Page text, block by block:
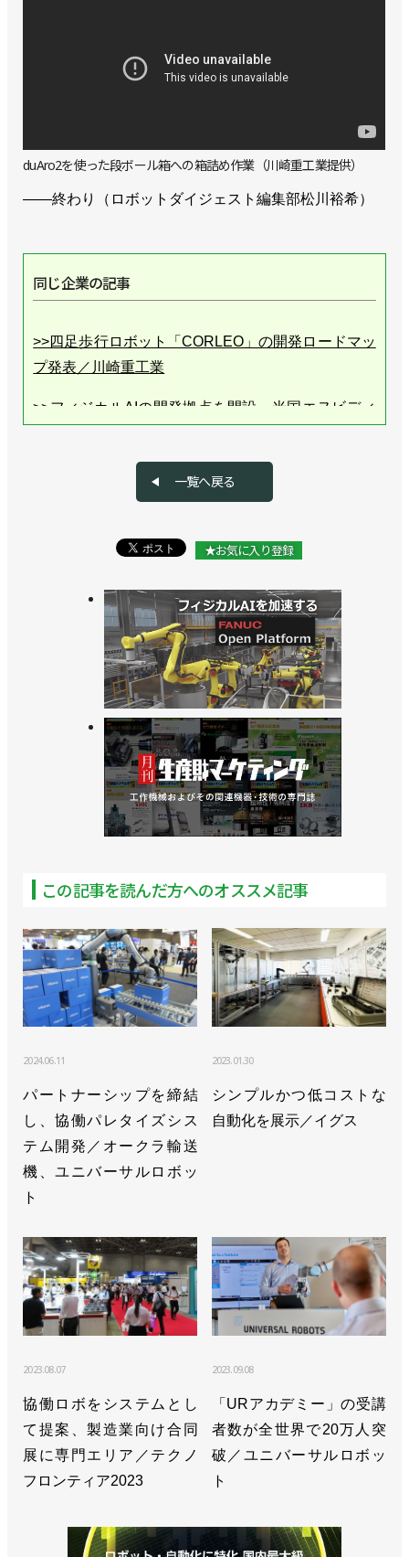
duAro2を使った段ボール箱への箱詰め作業（川崎重工業提供）
――終わり（ロボットダイジェスト編集部松川裕希）
同じ企業の記事
>>四足歩行ロボット「CORLEO」の開発ロードマッ
プ発表／川崎重工業
>>フィジカルAIの開発拠点を開設、米国エヌビディ
>>高速パレタイズロボット「CP110L」を発売、最
大可搬質量110kgでコンパクト ／川崎重工業
>>25kg可搬のコンパクトな汎用ロボット発売／川崎
>>アストーの教育用ロボット販売に向け検討を開始
／川崎重工業
>>産業用ロボットのプログラミング支援ソフトを発
売／川崎重工業
>>物流業界向け内覧会でデバンニングロボットの高
速化をアピール／川崎重工業
>>[2023国際ロボット展リポートvol. 14]各社各様で
ロボットメーカーの個性光る【前編】／川崎重工
>>変化に対応できる組織に／川崎重工業 坂東賢二
>>[活躍するロボジョvol.23]品質評価で性能向上に貢
献する／川崎重工業 近藤千恵さん
>>物流業界向けの内覧会でデバンニングロボをPR
>>大型汎用ロボット「MXPシリーズ」を発売、動作
性能など向上／川崎重工業
>>物流分野向けにデパレタイズの自動化ソリューシ
ョンを発売／川崎重工業
に注力／川崎重工業
>>愛知県でロボットPCR検査を開始／川崎重工業
>>１時間当たり最大600個、デバンニングロボット
>>ロボット検査システムで無料PCR検査サービスを
開始／川崎重工業
>>ビジョン2030、新たなロボ事業を6000億円に／
川崎重工業
>>周辺機器の認証で接続をスムーズに／川崎重工業
一覧へ戻る
★お気に入り登録
この記事を読んだ方へのオススメ記事
2024.06.11
パートナーシップを締結
し、協働パレタイズシス
テム開発／オークラ輸送
機、ユニバーサルロボッ
ト
2023.01.30
シンプルかつ低コストな
自動化を展示／イグス
2023.08.07
協働ロボをシステムとし
て提案、製造業向け合同
展に専門エリア／テクノ
フロンティア2023
2023.09.08
「URアカデミー」の受講
者数が全世界で20万人突
破／ユニバーサルロボッ
ト